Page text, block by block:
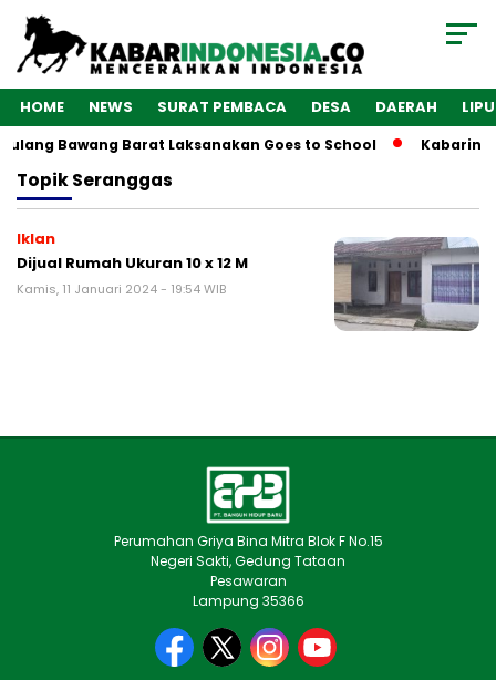
HOME NEWS SURAT PEMBACA DESA DAERAH
Bawang Barat Laksanakan Goes to School
TopikSeranggas
Iklan
Dijual Rumah Ukuran 10 x 12 M
Kamis, 11 Januari 2024 - 19:54 WIB
Perumahan Griya Bina Mitra Blok F No.15
Negeri Sakti, Gedung Tataan
Pesawaran
Lampung 35366